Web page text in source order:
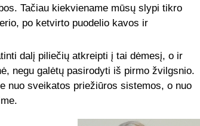
Tačiau kiekviename mūsų slypi tikro
po ketvirto puodelio kavos ir
dalį piliečių atkreipti į tai dėmesį, o ir
negu galėtų pasirodyti iš pirmo žvilgsnio.
nuo sveikatos priežiūros sistemos, o nuo